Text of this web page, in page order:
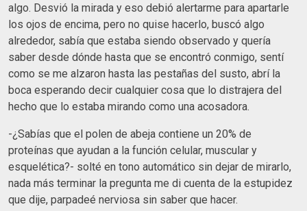
algo. Desvió la mirada y eso debió alertarme para apartarle
los ojos de encima, pero no quise hacerlo, buscó algo
alrededor, sabía que estaba siendo observado y quería
saber desde dónde hasta que se encontró conmigo, sentí
como se me alzaron hasta las pestañas del susto, abrí la
boca esperando decir cualquier cosa que lo distrajera del
hecho que lo estaba mirando como una acosadora.
-¿Sabías que el polen de abeja contiene un 20% de
proteínas que ayudan a la función celular, muscular y
esquelética?- solté en tono automático sin dejar de mirarlo,
nada más terminar la pregunta me di cuenta de la estupidez
que dije, parpadeé nerviosa sin saber que hacer.